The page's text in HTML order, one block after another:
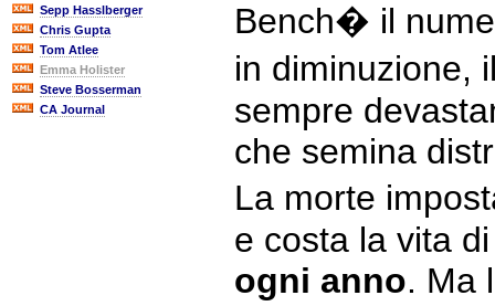
Sepp Hasslberger
Chris Gupta
Tom Atlee
Emma Holister
Steve Bosserman
CA Journal
Bench� il
in diminuzione,
sempre
che semina
La morte
e costa la vita
ogni anno. Ma